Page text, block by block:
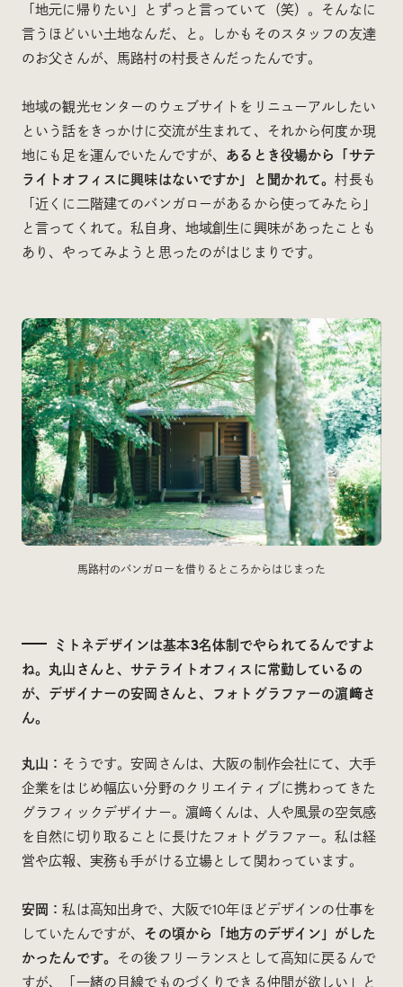
「地元に帰りたい」とずっと言っていて（笑）。そんなに
言うほどいい土地なんだ、と。しかもそのスタッフの友達
のお父さんが、馬路村の村長さんだったんです。
地域の観光センターのウェブサイトをリニューアルしたい
という話をきっかけに交流が生まれて、それから何度か現
地にも足を運んでいたんですが、 あるとき役場から「サテ
ライトオフィスに興味はないですか」と聞かれて。村長も
「近くに二階建てのバンガローがあるから使ってみたら」
と言ってくれて。私自身、地域創生に興味があったことも
あり、やってみようと思ったのがはじまりです。
馬路村のバンガローを借りるところからはじまった
ミトネデザインは基本3名体制でやられてるんですよ
ね。丸山さんと、サテライトオフィスに常勤しているの
が、デザイナーの安岡さんと、フォトグラファーの濵﨑さ
ん。
丸山： そうです。安岡さんは、大阪の制作会社にて、大手
企業をはじめ幅広い分野のクリエイティブに携わってきた
グラフィックデザイナー。濵﨑くんは、人や風景の空気感
を自然に切り取ることに長けたフォトグラファー。私は経
営や広報、実務も手がける立場として関わっています。
安岡：私は高知出身で、大阪で10年ほどデザインの仕事を
していたんですが、 その頃から「地方のデザイン」がした
かったんです。
その後フリーランスとして高知に戻るんで
すが、「一緒の目線でものづくりできる仲間が欲しい」と